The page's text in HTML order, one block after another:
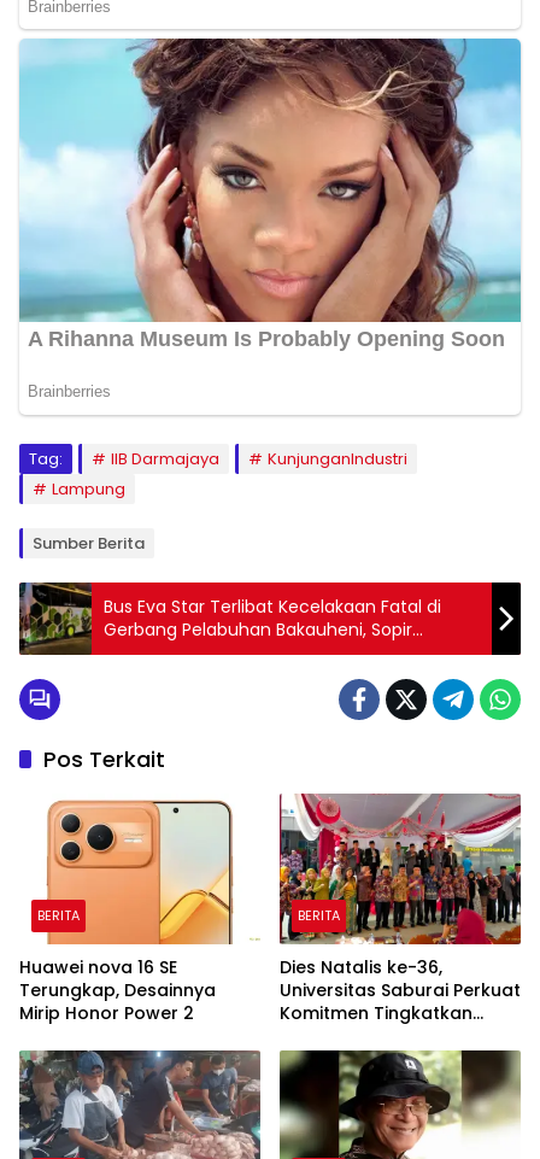
Tag: IIB Darmajaya
KunjunganIndustri
Lampung
Sumber Berita
Bus Eva Star Terlibat Kecelakaan Fatal di
Gerbang Pelabuhan Bakauheni, Sopir
Ditetapkan sebagai Tersangka
Pos Terkait
BERITA
Huawei nova 16 SE
Terungkap, Desainnya
Mirip Honor Power 2
BERITA
Dies Natalis ke-36,
Universitas Saburai Perkuat
Komitmen Tingkatkan